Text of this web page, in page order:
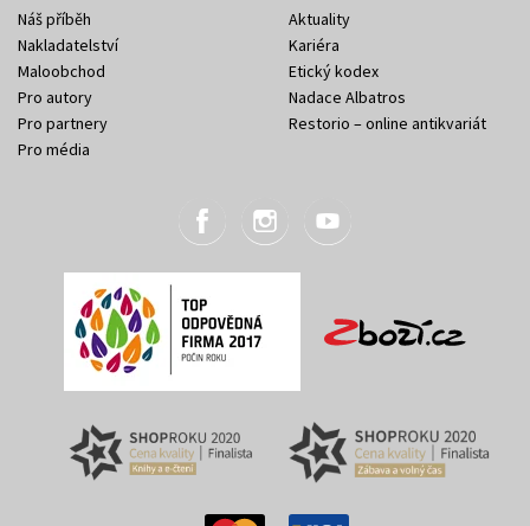
Náš příběh
Nakladatelství
Maloobchod
Pro autory
Pro partnery
Pro média
Aktuality
Kariéra
Etický kodex
Nadace Albatros
Restorio – online antikvariát